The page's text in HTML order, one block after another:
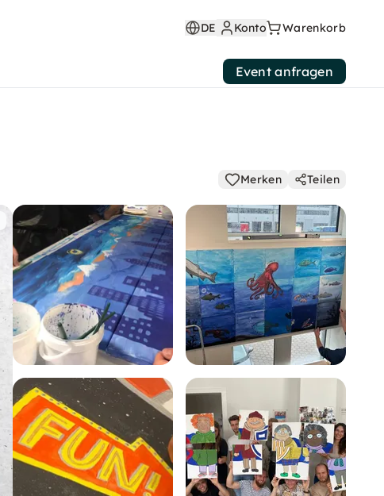
DE Konto Warenkorb
Event anfragen
Merken Teilen